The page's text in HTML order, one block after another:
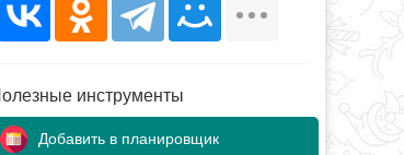
инструменты
Добавить в планировщик